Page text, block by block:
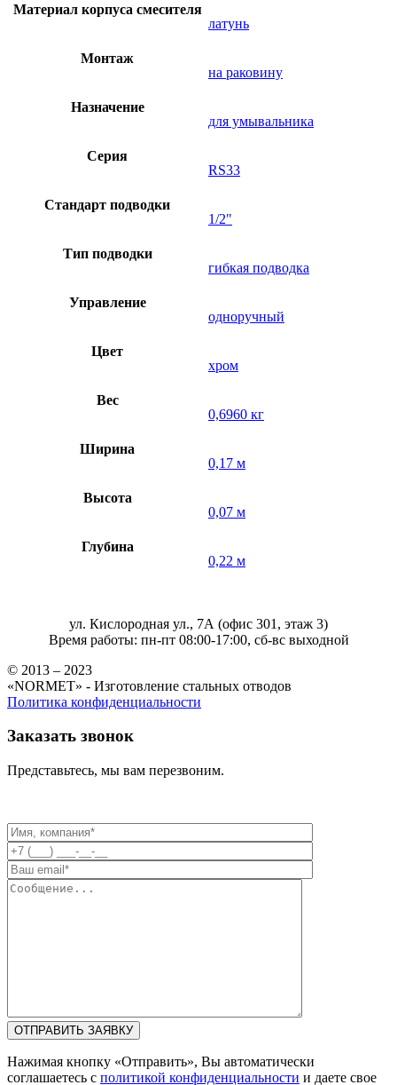
Материал корпуса смесителя
латунь
Монтаж
на раковину
Назначение
для умывальника
Серия
RS33
Стандарт подводки
1/2"
Тип подводки
гибкая подводка
Управление
одноручный
Цвет
хром
Вес
0,6960 кг
Ширина
0,17 м
Высота
0,07 м
Глубина
0,22 м
ул. Кислородная ул., 7А (офис 301, этаж 3)
Время работы: пн-пт 08:00-17:00, сб-вс выходной
© 2013 – 2023
«NORMET» - Изготовление стальных отводов
Политика конфиденциальности
Заказать звонок
Представьтесь, мы вам перезвоним.
Нажимая кнопку «Отправить», Вы автоматически
соглашаетесь с политикой конфиденциальности и даете свое